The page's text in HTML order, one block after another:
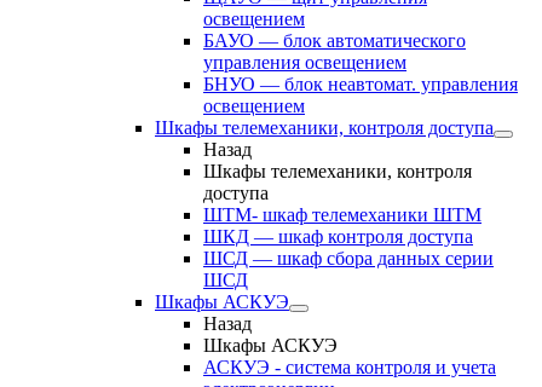
освещением
БАУО — блок автоматического
управления освещением
БНУО — блок неавтомат. управления
освещением
Шкафы телемеханики, контроля доступа
Назад
Шкафы телемеханики, контроля
доступа
ШТМ- шкаф телемеханики ШТМ
ШКД — шкаф контроля доступа
ШСД — шкаф сбора данных серии
ШСД
Шкафы АСКУЭ
Назад
Шкафы АСКУЭ
АСКУЭ - система контроля и учета